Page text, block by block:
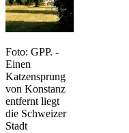
Foto: GPP. -
Einen
Katzensprung
von Konstanz
entfernt liegt
die Schweizer
Stadt